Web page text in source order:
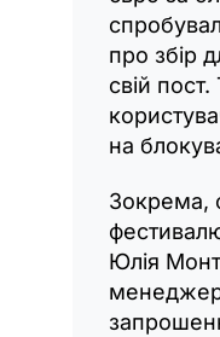
про збір
свій
на
Зокрема,
Юлія